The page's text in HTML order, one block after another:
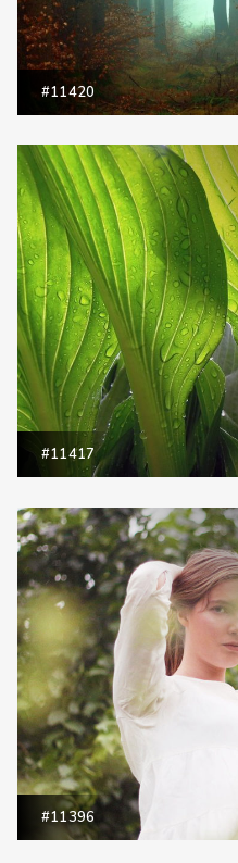
#11420
#11417
#11396